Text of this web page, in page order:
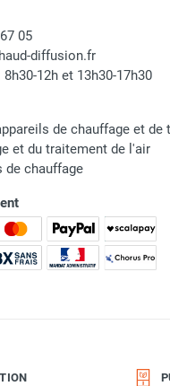
infrarouge
convection
fioul et GNR
avec
avec
sur citerne
sans
gaz propane /
gaz rayonnant
05
diffusion.fr
12h et 13h30-17h30
de chauffage et de
et du traitement de l'air
de chauffage